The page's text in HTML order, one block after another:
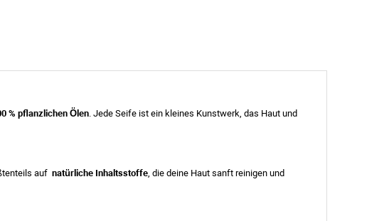
% pflanzlichen Ölen . Jede Seife ist ein kleines Kunstwerk, das Haut und
auf natürliche Inhaltsstoffe, die deine Haut sanft reinigen und